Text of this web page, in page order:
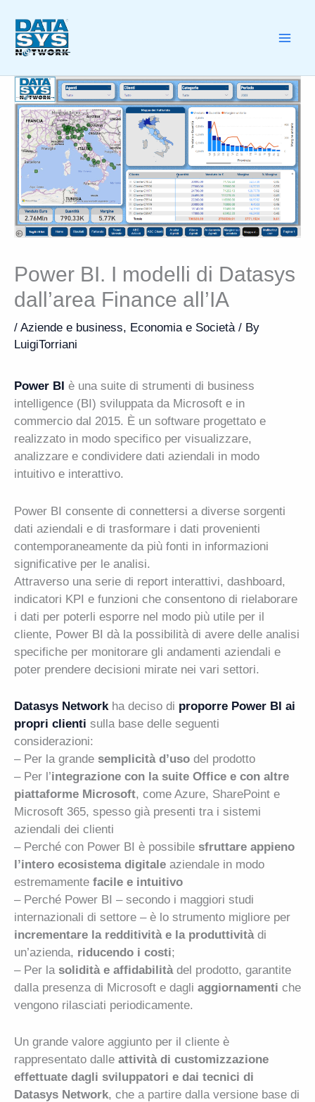
content
Power BI. I modelli di Datasys
dall’area Finance all’IA
/ Aziende e business, Economia e Società/ By
LuigiTorriani
Power BI è una suite di strumenti di business
intelligence (BI) sviluppata da Microsoft e in
commercio dal 2015. È un software progettato e
realizzato in modo specifico per visualizzare,
analizzare e condividere dati aziendali in modo
intuitivo e interattivo.
Power BI consente di connettersi a diverse sorgenti
dati aziendali e di trasformare i dati provenienti
contemporaneamente da più fonti in informazioni
significative per le analisi.
Attraverso una serie di report interattivi, dashboard,
indicatori KPI e funzioni che consentono di rielaborare
i dati per poterli esporre nel modo più utile per il
cliente, Power BI dà la possibilità di avere delle analisi
specifiche per monitorare gli andamenti aziendali e
poter prendere decisioni mirate nei vari settori.
Datasys Network ha deciso di proporre Power BI ai
propri clienti sulla base delle seguenti
considerazioni:
– Per la grande semplicità d’uso del prodotto
– Per l’integrazione con la suite Office e con altre
piattaforme Microsoft, come Azure, SharePoint e
Microsoft 365, spesso già presenti tra i sistemi
aziendali dei clienti
– Perché con Power BI è possibile sfruttare appieno
l’intero ecosistema digitale aziendale in modo
estremamente facile e intuitivo
– Perché Power BI – secondo i maggiori studi
internazionali di settore – è lo strumento migliore per
incrementare la redditività e la produttivitàdi
un’azienda, riducendo i costi;
– Per la solidità e affidabilitàdel prodotto, garantite
dalla presenza di Microsoft e dagli aggiornamenti che
vengono rilasciati periodicamente.
Un grande valore aggiunto per il cliente è
rappresentato dalle attività di customizzazione
effettuate dagli sviluppatori e dai tecnici di
Datasys Network, che a partire dalla versione base di